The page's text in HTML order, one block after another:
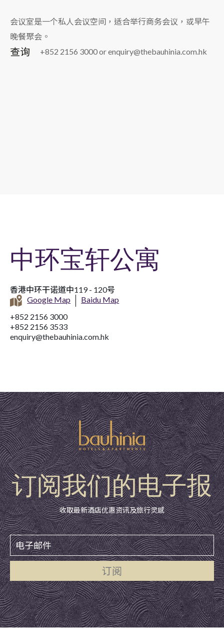
会议室是一个私人会议空间，适合举行商务会议，或早午
晚餐聚会。
查询 +852 2156 3000 or enquiry@thebauhinia.com.hk
中环宝轩公寓
香港中环干诺道中119 - 120号
Google Map
Baidu Map
+852 2156 3000
+852 2156 3533
enquiry@thebauhinia.com.hk
订阅我们的电子报
收取最新酒店优惠资讯及旅行灵感
订阅